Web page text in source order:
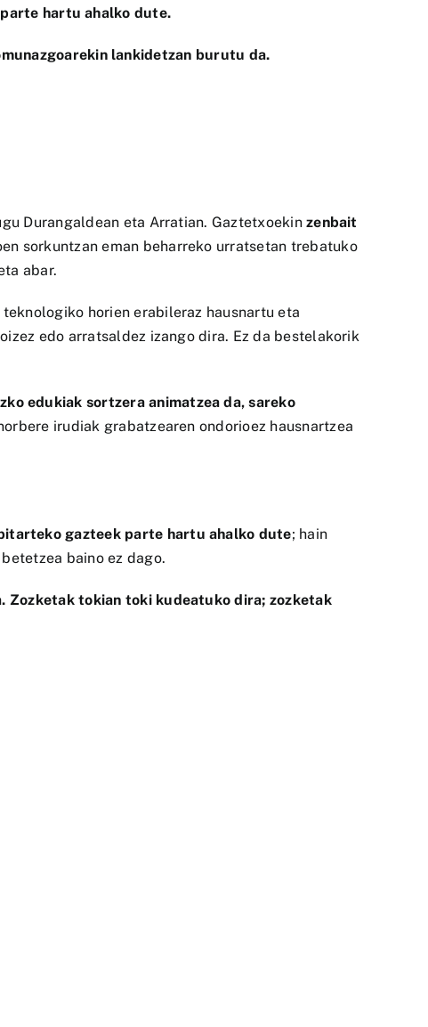
hartu ahalko dute.
lankidetzan burutu da.
Durangaldean eta Arratian. Gaztetxoekinzenbait
sorkuntzan eman beharreko urratsetan trebatuko
abar.
teknologiko horien erabileraz hausnartu eta
edo arratsaldez izango dira. Ez da bestelakorik
edukiak sortzera animatzea da, sareko
irudiak grabatzearen ondorioez hausnartzea
gazteek parte hartu ahalko dute; hain
baino ez dago.
Zozketak tokian toki kudeatuko dira; zozketak